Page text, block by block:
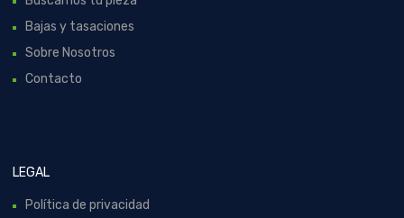
Bajas y tasaciones
Sobre Nosotros
Contacto
LEGAL
Política de privacidad